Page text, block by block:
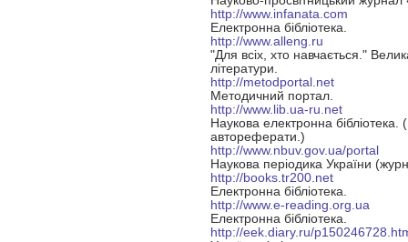
http://www.infanata.com
Електронна бібліотека.
http://www.alleng.ru
"Для всіх, хто навчається."
літератури.
http://metodportal.net
Методичний портал.
http://www.lib.ua-ru.net
Наукова електронна бібліотека.
автореферати.)
http://www.nbuv.gov.ua/portal
Наукова періодика України
http://books.tr200.net
Електронна бібліотека.
http://www.e-reading.org.ua
Електронна бібліотека.
http://eek.diary.ru/